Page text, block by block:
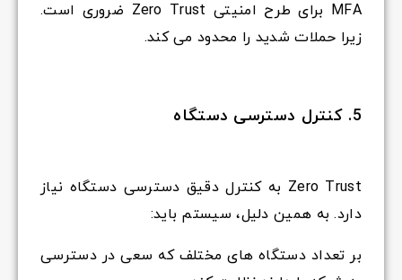
MFA برای طرح امنیتی Zero Trust ضروری است.
زیرا حملات شدید را محدود می کند.
5. کنترل دسترسی دستگاه
Zero Trust به کنترل دقیق دسترسی دستگاه نیاز
دارد. به همین دلیل، سیستم باید:
بر تعداد دستگاه های مختلف که سعی در دسترسی